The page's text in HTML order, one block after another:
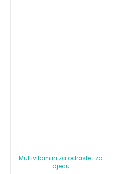
Multivitamini za odrasle i za
djecu